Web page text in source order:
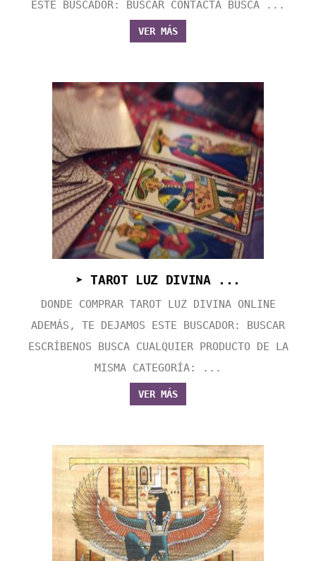
ESTE BUSCADOR: BUSCAR CONTACTA BUSCA ...
VER MÁS
➤ TAROT LUZ DIVINA ...
DONDE COMPRAR TAROT LUZ DIVINA ONLINE
ADEMÁS, TE DEJAMOS ESTE BUSCADOR: BUSCAR
ESCRÍBENOS BUSCA CUALQUIER PRODUCTO DE LA
MISMA CATEGORÍA: ...
VER MÁS